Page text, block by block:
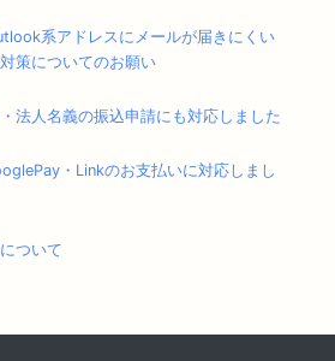
系アドレスにメールが届きにくい
策についてのお願い
法人名義の振込申請にも対応しました
・Linkのお支払いに対応しまし
ついて